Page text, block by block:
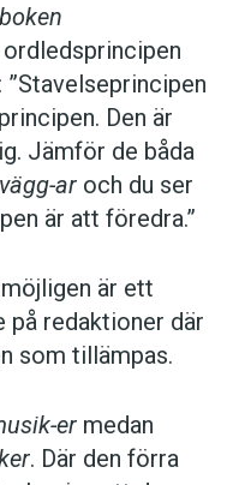
Den är
Jämför de båda
vägg-ar och du ser
är att föredra.”
är ett
på redaktioner där
som tillämpas.
er medan
. Där den förra